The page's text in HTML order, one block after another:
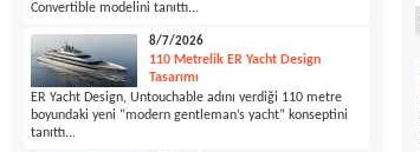
Convertible modelini tanıttı...
8/7/2026
110 Metrelik ER Yacht Design
Tasarımı
ER Yacht Design, Untouchable adını verdiği 110 metre
boyundaki yeni “modern gentleman’s yacht” konseptini
tanıttı...